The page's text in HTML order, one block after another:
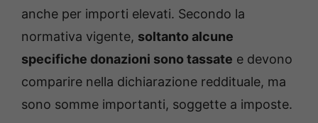
anche per importi elevati. Secondo la
normativa vigente, soltanto alcune
specifiche donazioni sono tassate e devono
comparire nella dichiarazione reddituale, ma
sono somme importanti, soggette a imposte.